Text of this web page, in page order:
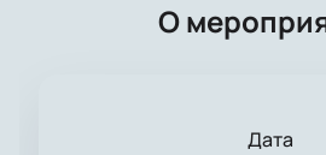
О
Дата